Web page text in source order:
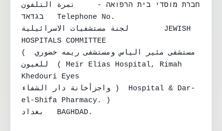
نمرة التلفون	חברת מוסדי בית הרפואה -
בגדאד	Telephone No.
لجنة مستشفيات الاسرائيلية	JEWISH
HOSPITALS COMMITTEE
( مستشفى مئير الياس ومستشفى ريمه خضوري
للعيون	( Meir Elias Hospital, Rimah
Khedouri Eyes
واجزأخانة دار الشفاء )	Hospital & Dar-
el-Shifa Pharmacy. )
بغداد	BAGHDAD.